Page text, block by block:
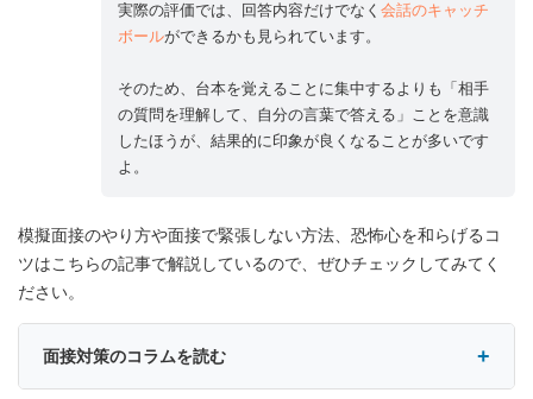
実際の評価では、回答内容だけでなく 会話のキャッチ
ボールができるかも見られています。
そのため、台本を覚えることに集中するよりも「相手
の質問を理解して、自分の言葉で答える」ことを意識
したほうが、結果的に印象が良くなることが多いです
よ。
模擬面接のやり方や面接で緊張しない方法、恐怖心を和らげるコ
ツはこちらの記事で解説しているので、ぜひチェックしてみてく
ださい。
面接対策のコラムを読む